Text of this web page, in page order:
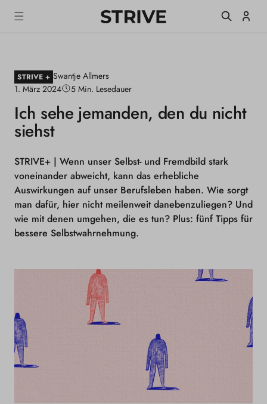
S
T
a
z
STRIVE + Swantje Allmers
1. März 2024
5 Min. Lesedauer
Ich sehe jemanden, den du nicht
siehst
STRIVE+ | Wenn unser Selbst- und Fremdbild stark
voneinander abweicht, kann das erhebliche
Auswirkungen auf unser Berufsleben haben. Wie sorgt
man dafür, hier nicht meilenweit danebenzuliegen? Und
wie mit denen umgehen, die es tun? Plus: fünf Tipps für
bessere Selbstwahrnehmung.